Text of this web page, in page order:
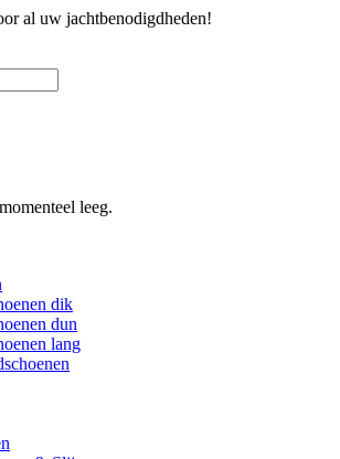
al uw jachtbenodigdheden!
leeg.
dik
dun
lang